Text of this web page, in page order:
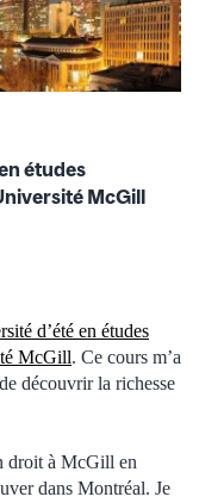
études
McGill
d’été en études
McGill. Ce cours m’a
découvrir la richesse
droit à McGill en
dans Montréal. Je